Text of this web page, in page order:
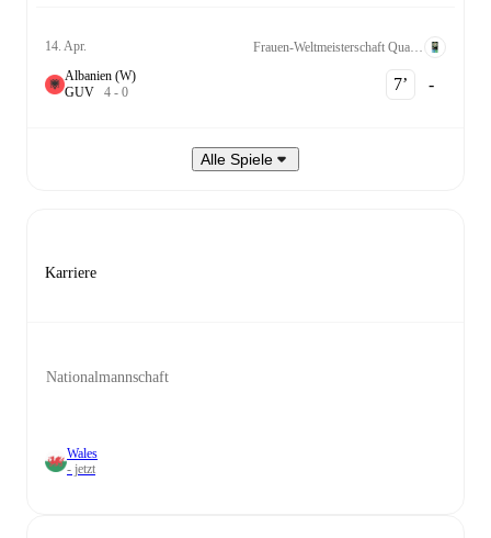
14. Apr.
Albanien (W)
GUV 4 - 0 7‎’‎ -
Alle Spiele
Karriere
Nationalmannschaft
Wales
- jetzt